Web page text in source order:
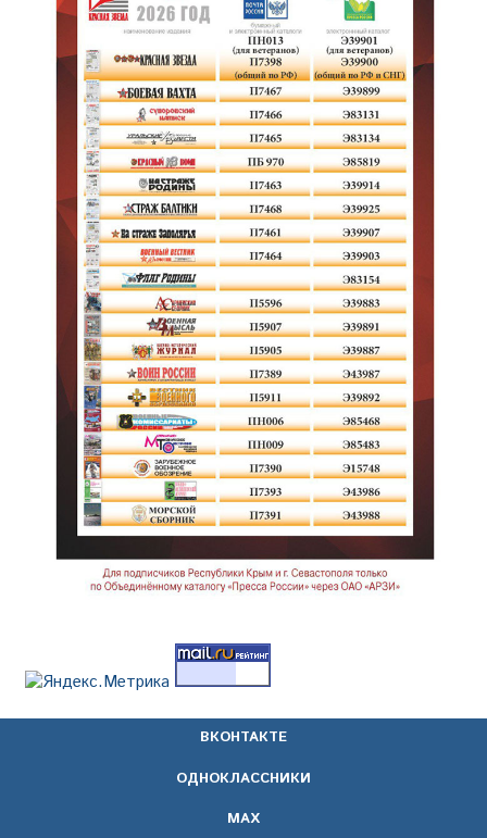
ВКОНТАКТЕ
ОДНОКЛАССНИКИ
МАХ